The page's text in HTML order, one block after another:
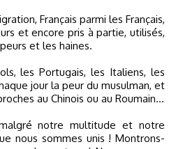
Français parmi les Français,
et encore pris à partie, utilisés,
et les haines.
les Portugais, les Italiens, les
jour la peur du musulman, et
au Chinois ou au Roumain…
notre multitude et notre
nous sommes unis ! Montrons-